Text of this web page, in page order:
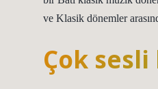
ve Klasik dönemler
Çok